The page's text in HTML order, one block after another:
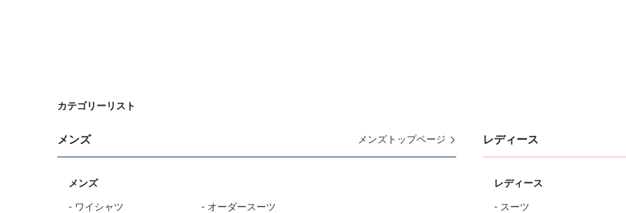
コート
オーダースーツ
オーダーシャツ
カテゴリーリスト
メンズ メンズトップページ
メンズ
- ワイシャツ
- オーダースーツ
レディース
レディース
- スーツ